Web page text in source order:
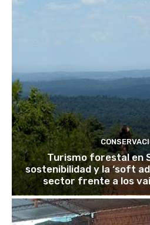
Turismo forestal en
sostenibilidad y la ‘soft
sector frente a los